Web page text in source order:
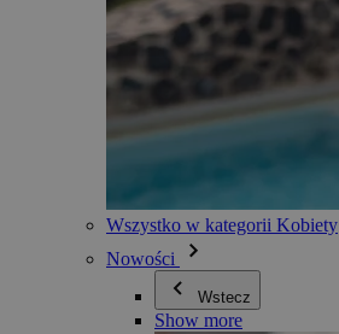
Wszystko w kategorii Kobiety
Nowości
Wstecz
Show more